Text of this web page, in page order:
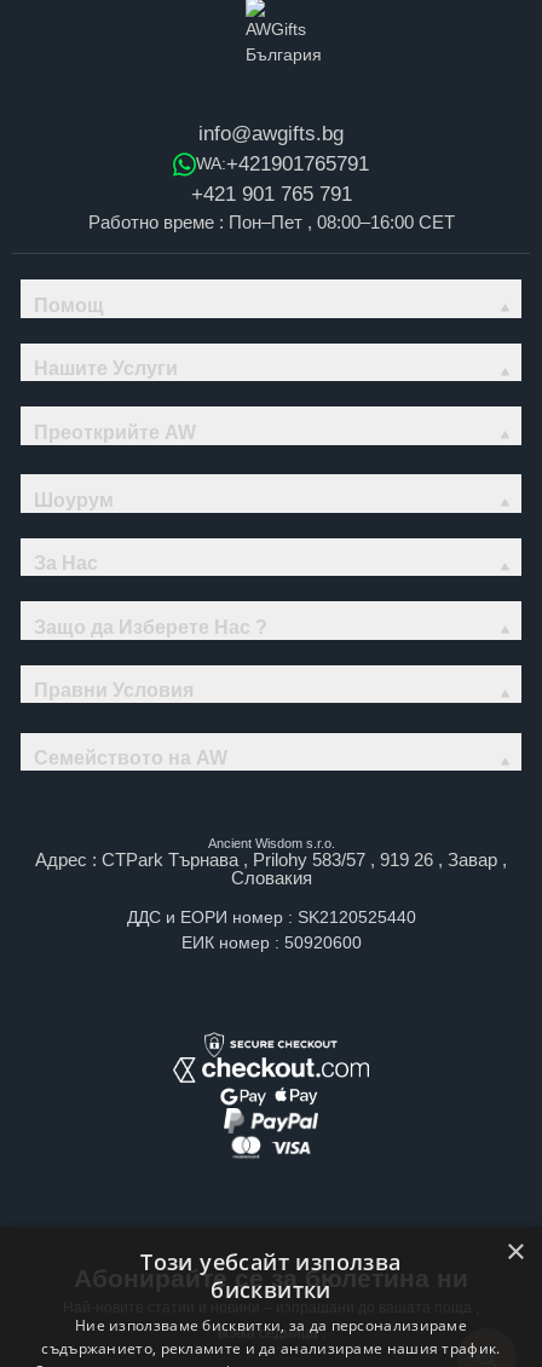
info@awgifts.bg
WA:+421901765791
+421 901 765 791
Работно време : Пон–Пет , 08:00–16:00 CET
Помощ
Нашите Услуги
Преоткрийте AW
Шоурум
За Нас
Защо да Изберете Нас ?
Правни Условия
Семейството на AW
Ancient Wisdom s.r.o.
Адрес : CTPark Търнава , Prilohy 583/57 , 919 26 , Завар ,
Словакия
ДДС и ЕОРИ номер : SK2120525440
ЕИК номер : 50920600
Абонирайте се за бюлетина ни
всяка седмица .
×
Този уебсайт използва
бисквитки
Ние използваме бисквитки, за да персонализираме
съдържанието, рекламите и да анализираме нашия трафик.